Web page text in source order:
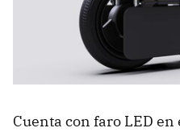
Cuenta con faro LED